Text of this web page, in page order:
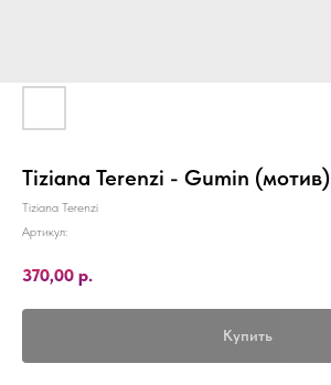
Tiziana Terenzi - Gumin (мотив)
Tiziana Terenzi
Артикул:
370,00 р.
Купить